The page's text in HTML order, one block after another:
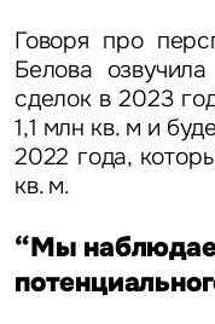
Говоря про
Белова
сделок в 2023
1,1 млн кв. м и
2022 года,
кв. м.
“Мы